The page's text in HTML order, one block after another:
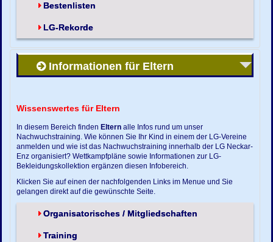
Bestenlisten
LG-Rekorde
Informationen für Eltern
Wissenswertes für Eltern
In diesem Bereich finden Eltern alle Infos rund um unser
Nachwuchstraining. Wie können Sie Ihr Kind in einem der LG-Vereine
anmelden und wie ist das Nachwuchstraining innerhalb der LG Neckar-
Enz organisiert? Wettkampfpläne sowie Informationen zur LG-
Bekleidungskollektion ergänzen diesen Infobereich.
Klicken Sie auf einen der nachfolgenden Links im Menue und Sie
gelangen direkt auf die gewünschte Seite.
Organisatorisches / Mitgliedschaften
Training